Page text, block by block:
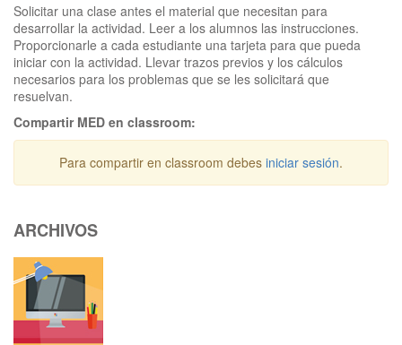
Solicitar una clase antes el material que necesitan para
desarrollar la actividad. Leer a los alumnos las instrucciones.
Proporcionarle a cada estudiante una tarjeta para que pueda
iniciar con la actividad. Llevar trazos previos y los cálculos
necesarios para los problemas que se les solicitará que
resuelvan.
Compartir MED en classroom:
Para compartir en classroom debes iniciar sesión.
ARCHIVOS